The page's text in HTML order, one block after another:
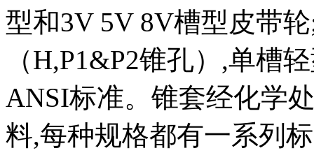
型和3V 5V 8V槽型皮带
（H,P1&P2锥孔）,单槽
ANSI标准。锥套经化学
料,每种规格都有一系列